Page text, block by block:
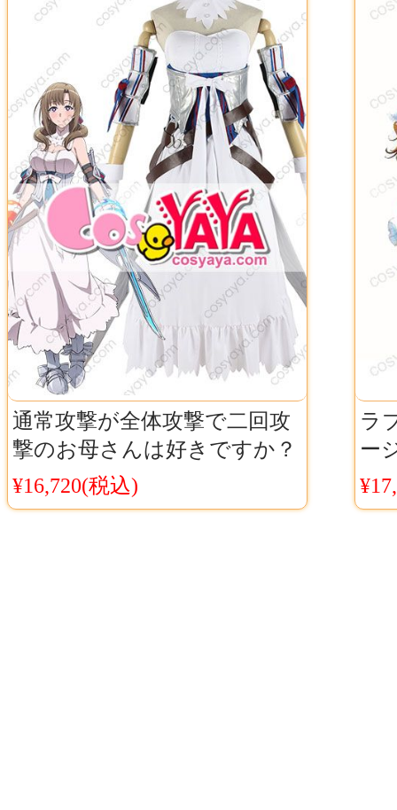
通常攻撃が全体攻撃で二回攻
撃のお母さんは好きですか？
大好真々子 コスプレ衣装 お母
すき 真々子 コス服
¥16,720(税込)
ラ
ー
装